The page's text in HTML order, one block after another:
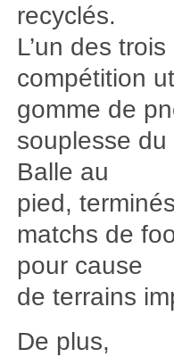
recyclés.
L’un des
compétition
gomme de
souplesse
Balle au
pied,
matchs de
pour cause
de terrains
De plus,